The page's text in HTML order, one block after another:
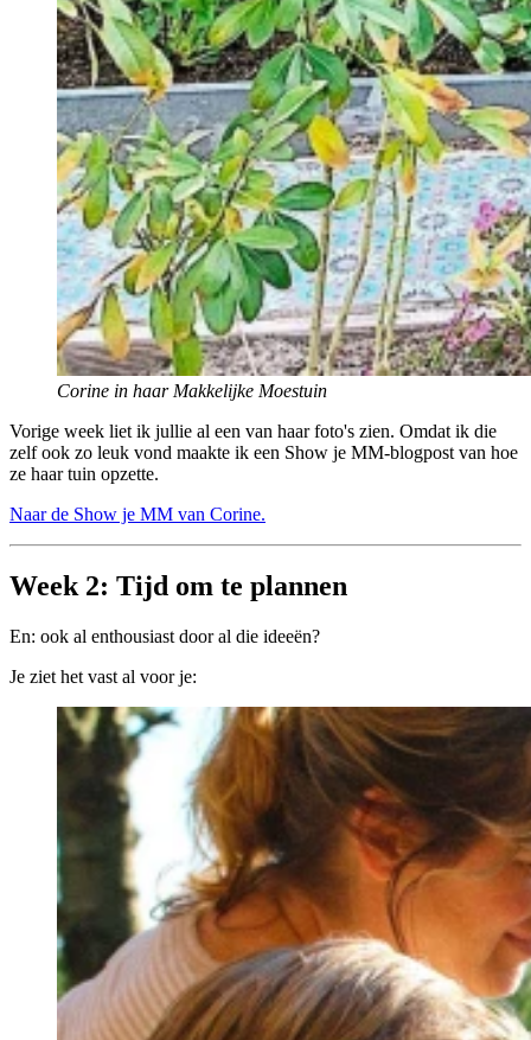
Corine in haar Makkelijke Moestuin
Vorige week liet ik jullie al een van haar foto's zien. Omdat ik die
zelf ook zo leuk vond maakte ik een Show je MM-blogpost van hoe
ze haar tuin opzette.
Naar de Show je MM van Corine.
Week 2: Tijd om te plannen
En: ook al enthousiast door al die ideeën?
Je ziet het vast al voor je: